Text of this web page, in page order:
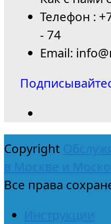
Телефон :
- 74
Email:
Copyright
в Москве и
Все права
Инструкции